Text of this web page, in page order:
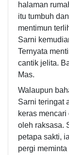
halaman
itu tumbuh
mentimun
Sarni
Ternyata
cantik jelita.
Mas.
Walaupun
Sarni teringat
keras mencari
oleh raksasa.
petapa sakti,
pergi